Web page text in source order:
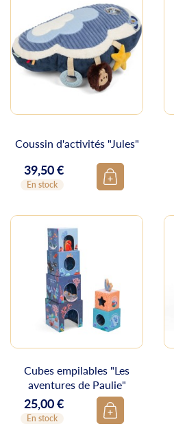
Coussin d'activités "Jules"
Prix
39,50 €
En stock
Cubes empilables "Les
aventures de Paulie"
Prix
25,00 €
En stock